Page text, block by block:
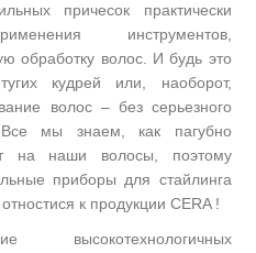
причесок практически
инструментов,
обработку волос. И будь это
кудрей или, наоборот,
волос – без серьезного
мы знаем, как пагубно
на наши волосы, поэтому
приборы для стайлинга
к продукции CERA !
высокотехнологичных